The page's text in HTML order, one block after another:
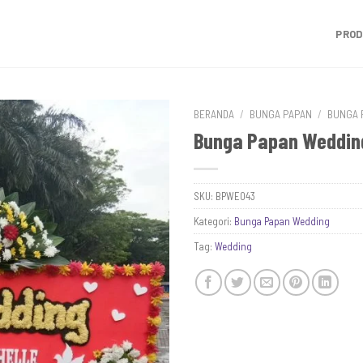
BERANDA / BUNGA PAPAN / BUNGA
Bunga Papan
SKU: BPWE043
Kategori: Bunga Papan Wedding
Tag: Wedding